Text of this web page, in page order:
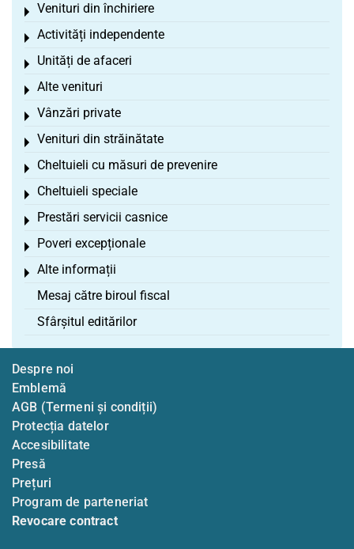
Venituri din închiriere
Toggle menu
Activități independente
Toggle menu
Unități de afaceri
Toggle menu
Alte venituri
Toggle menu
Vânzări private
Toggle menu
Venituri din străinătate
Toggle menu
Cheltuieli cu măsuri de prevenire
Toggle menu
Cheltuieli speciale
Toggle menu
Prestări servicii casnice
Toggle menu
Poveri excepționale
Toggle menu
Alte informații
Toggle menu
Mesaj către biroul fiscal
Sfârșitul editărilor
Despre noi
Emblemă
AGB (Termeni și condiții)
Protecția datelor
Accesibilitate
Presă
Prețuri
Program de parteneriat
Revocare contract